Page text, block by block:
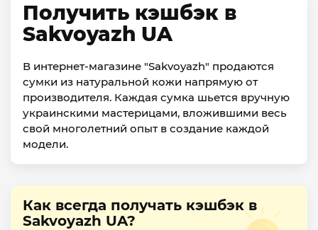
Получить кэшбэк в
Sakvoyazh UA
В интернет-магазине "Sakvoyazh" продаются
сумки из натуральной кожи напрямую от
производителя. Каждая сумка шьется вручную
украинскими мастерицами, вложившими весь
свой многолетний опыт в создание каждой
модели.
Как всегда получать кэшбэк в
Sakvoyazh UA?